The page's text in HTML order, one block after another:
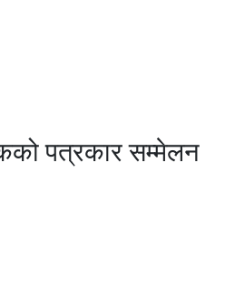
पत्रकार सम्मेलन